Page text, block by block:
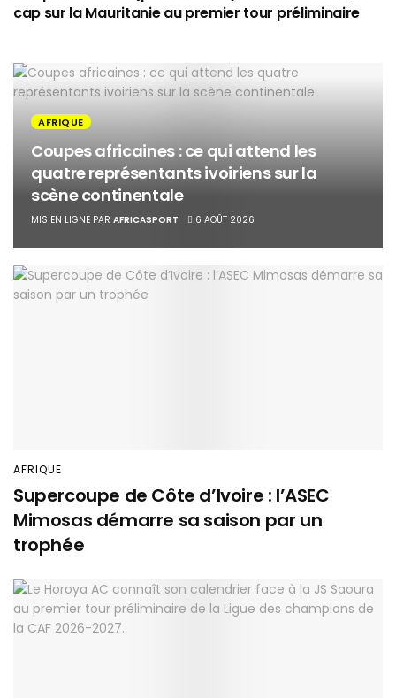
cap sur la Mauritanie au premier tour préliminaire
AFRIQUE
Coupes africaines : ce qui attend les
quatre représentants ivoiriens sur la
scène continentale
MIS EN LIGNE PAR AFRICASPORT 6 AOÛT 2026
AFRIQUE
Supercoupe de Côte d’Ivoire : l’ASEC
Mimosas démarre sa saison par un
trophée